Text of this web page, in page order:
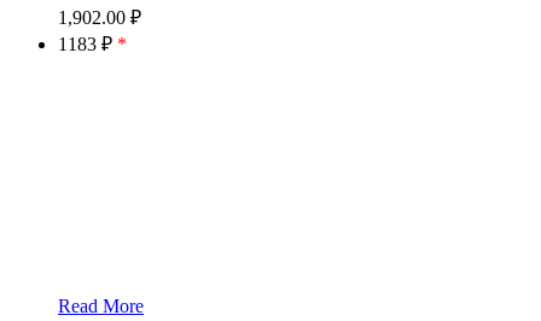
1,902.00 ₽
1183 ₽ *
Read More